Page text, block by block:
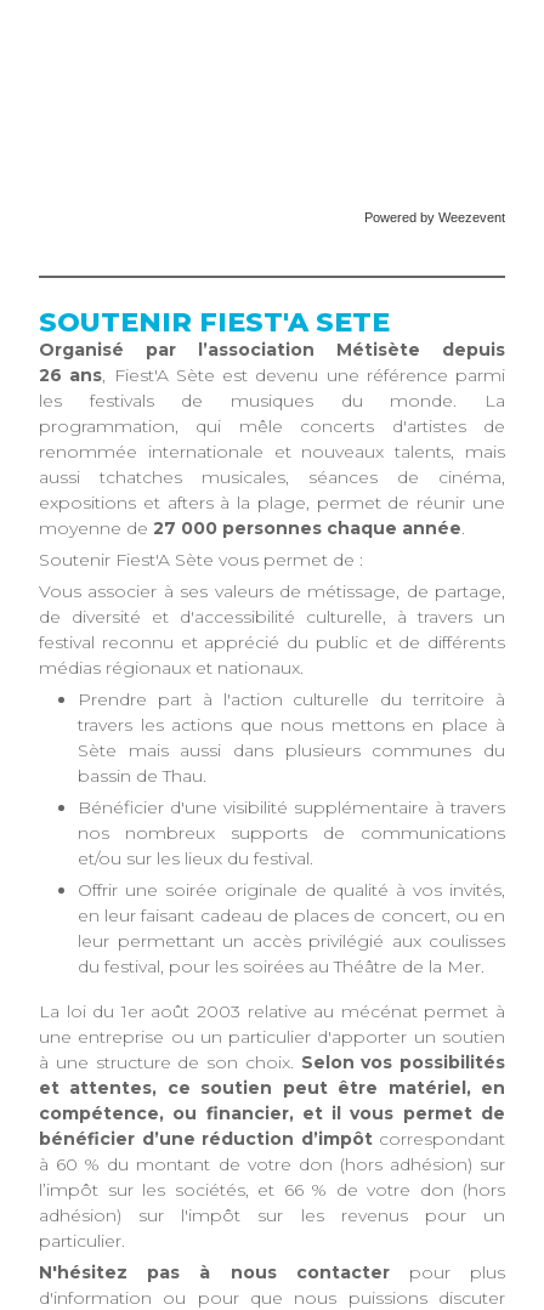
Powered by Weezevent
SOUTENIR FIEST'A SETE
Organisé par l’association Métisète depuis
26 ans, Fiest'A Sète est devenu une référence parmi
les festivals de musiques du monde. La
programmation, qui mêle concerts d'artistes de
renommée internationale et nouveaux talents, mais
aussi tchatches musicales, séances de cinéma,
expositions et afters à la plage, permet de réunir une
moyenne de 27 000 personnes chaque année.
Soutenir Fiest'A Sète vous permet de :
Vous associer à ses valeurs de métissage, de partage,
de diversité et d'accessibilité culturelle, à travers un
festival reconnu et apprécié du public et de différents
médias régionaux et nationaux.
Prendre part à l'action culturelle du territoire à
travers les actions que nous mettons en place à
Sète mais aussi dans plusieurs communes du
bassin de Thau.
Bénéficier d'une visibilité supplémentaire à travers
nos nombreux supports de communications
et/ou sur les lieux du festival.
Offrir une soirée originale de qualité à vos invités,
en leur faisant cadeau de places de concert, ou en
leur permettant un accès privilégié aux coulisses
du festival, pour les soirées au Théâtre de la Mer.
La loi du 1er août 2003 relative au mécénat permet à
une entreprise ou un particulier d'apporter un soutien
à une structure de son choix. Selon vos possibilités
et attentes, ce soutien peut être matériel, en
compétence, ou financier, et il vous permet de
bénéficier d’une réduction d’impôtcorrespondant
à 60 % du montant de votre don (hors adhésion) sur
l’impôt sur les sociétés, et 66 % de votre don (hors
adhésion) sur l'impôt sur les revenus pour un
particulier.
N'hésitez pas à nous contacterpour plus
d'information ou pour que nous puissions discuter